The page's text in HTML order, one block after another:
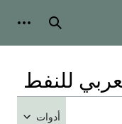
بحث
للنفط
أدوات